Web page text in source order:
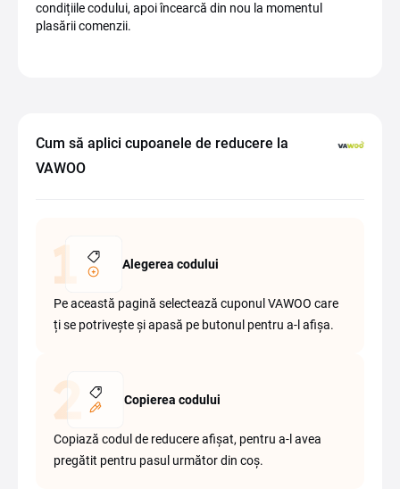
condițiile codului, apoi încearcă din nou la momentul
plasării comenzii.
Cum să aplici cupoanele de reducere la
VAWOO
Alegerea codului
Pe această pagină selectează cuponul VAWOO care
ți se potrivește și apasă pe butonul pentru a-l afișa.
Copierea codului
Copiază codul de reducere afișat, pentru a-l avea
pregătit pentru pasul următor din coș.